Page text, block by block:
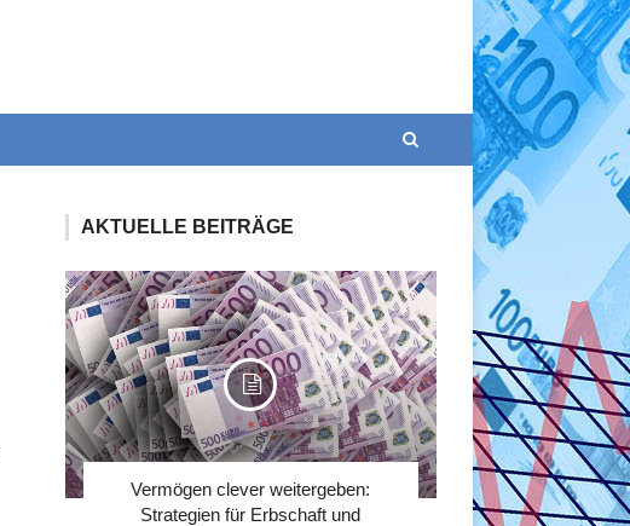
AKTUELLE BEITRÄGE
Vermögen clever weitergeben:
Strategien für Erbschaft und